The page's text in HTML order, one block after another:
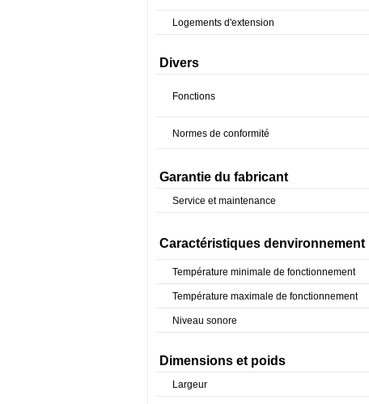
Logements d'extension
Divers
Fonctions
Normes de conformité
Garantie du fabricant
Service et maintenance
Caractéristiques denvironnement
Température minimale de fonctionnement
Température maximale de fonctionnement
Niveau sonore
Dimensions et poids
Largeur